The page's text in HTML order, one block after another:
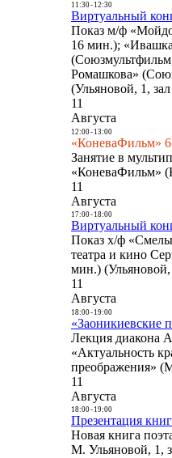
11:30- 12:30
Виртуальный
Показ м/ф
16 мин.);
Ромашкова»
(Ульяновой, 1,
11
Августа
12:00- 13:00
«КоневаФильм»
Занятие в
«КоневаФильм»
11
Августа
17:00- 18:00
Виртуальный
Показ х/ф
театра и кино
мин.)
11
Августа
18:00- 19:00
«Заоникиевские
Лекция диакона
«Актуальность
преображения»
11
Августа
18:00- 19:00
Презентация
Новая книга
М. Ульяновой, 1,